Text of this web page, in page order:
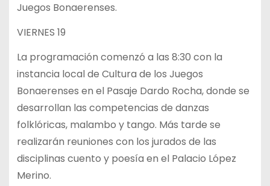
Juegos Bonaerenses.
VIERNES 19
La programación comenzó a las 8:30 con la
instancia local de Cultura de los Juegos
Bonaerenses en el Pasaje Dardo Rocha, donde se
desarrollan las competencias de danzas
folklóricas, malambo y tango. Más tarde se
realizarán reuniones con los jurados de las
disciplinas cuento y poesía en el Palacio López
Merino.